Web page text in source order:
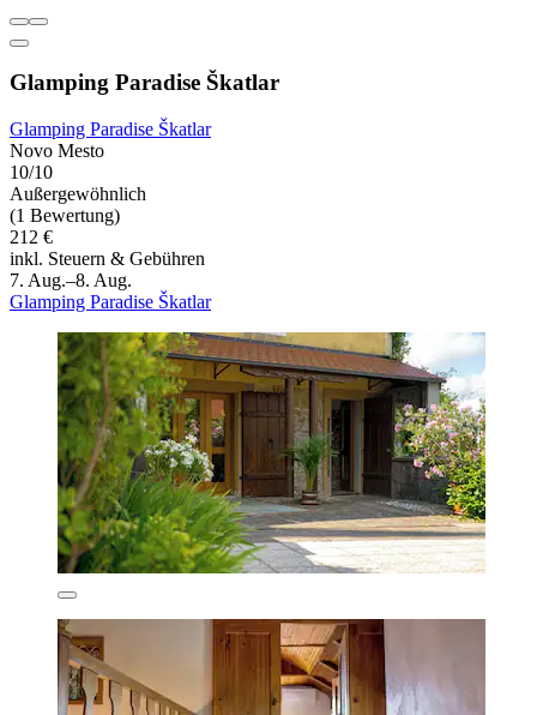
Glamping Paradise Škatlar
Glamping Paradise Škatlar
Novo Mesto
10/10
Außergewöhnlich
(1 Bewertung)
212 €
inkl. Steuern & Gebühren
7. Aug.–8. Aug.
Glamping Paradise Škatlar